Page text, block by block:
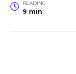
READING
9 min